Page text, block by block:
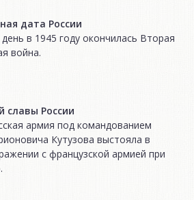
дата России
в 1945 году окончилась Вторая
война.
славы России
армия под командованием
Кутузова выстояла в
с французской армией при